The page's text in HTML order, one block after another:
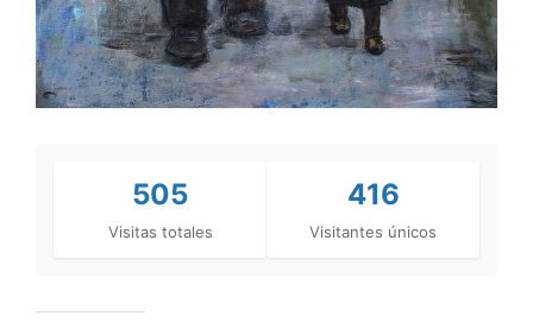
505
Visitas totales
416
Visitantes únicos